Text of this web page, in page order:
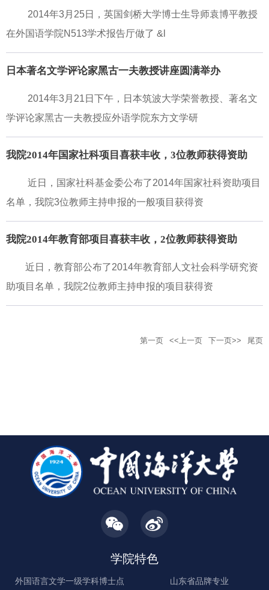
2014年3月25日，英国剑桥大学博士生导师袁博平教授
在外国语学院N513学术报告厅做了 &l
日本著名文学评论家黑古一夫教授讲座圆满举办
2014年3月21日下午，日本筑波大学荣誉教授、著名文
学评论家黑古一夫教授应外语学院东方文学研
我院2014年国家社科项目喜获丰收，3位教师获得资助
近日，国家社科基金委公布了2014年国家社科资助项目
名单，我院3位教师主持申报的一般项目获得资
我院2014年教育部项目喜获丰收，2位教师获得资助
近日，教育部公布了2014年教育部人文社会科学研究资
助项目名单，我院2位教师主持申报的项目获得资
第一页 <<上一页 下一页>> 尾页
学院特色
外国语言文学一级学科博士点 山东省品牌专业